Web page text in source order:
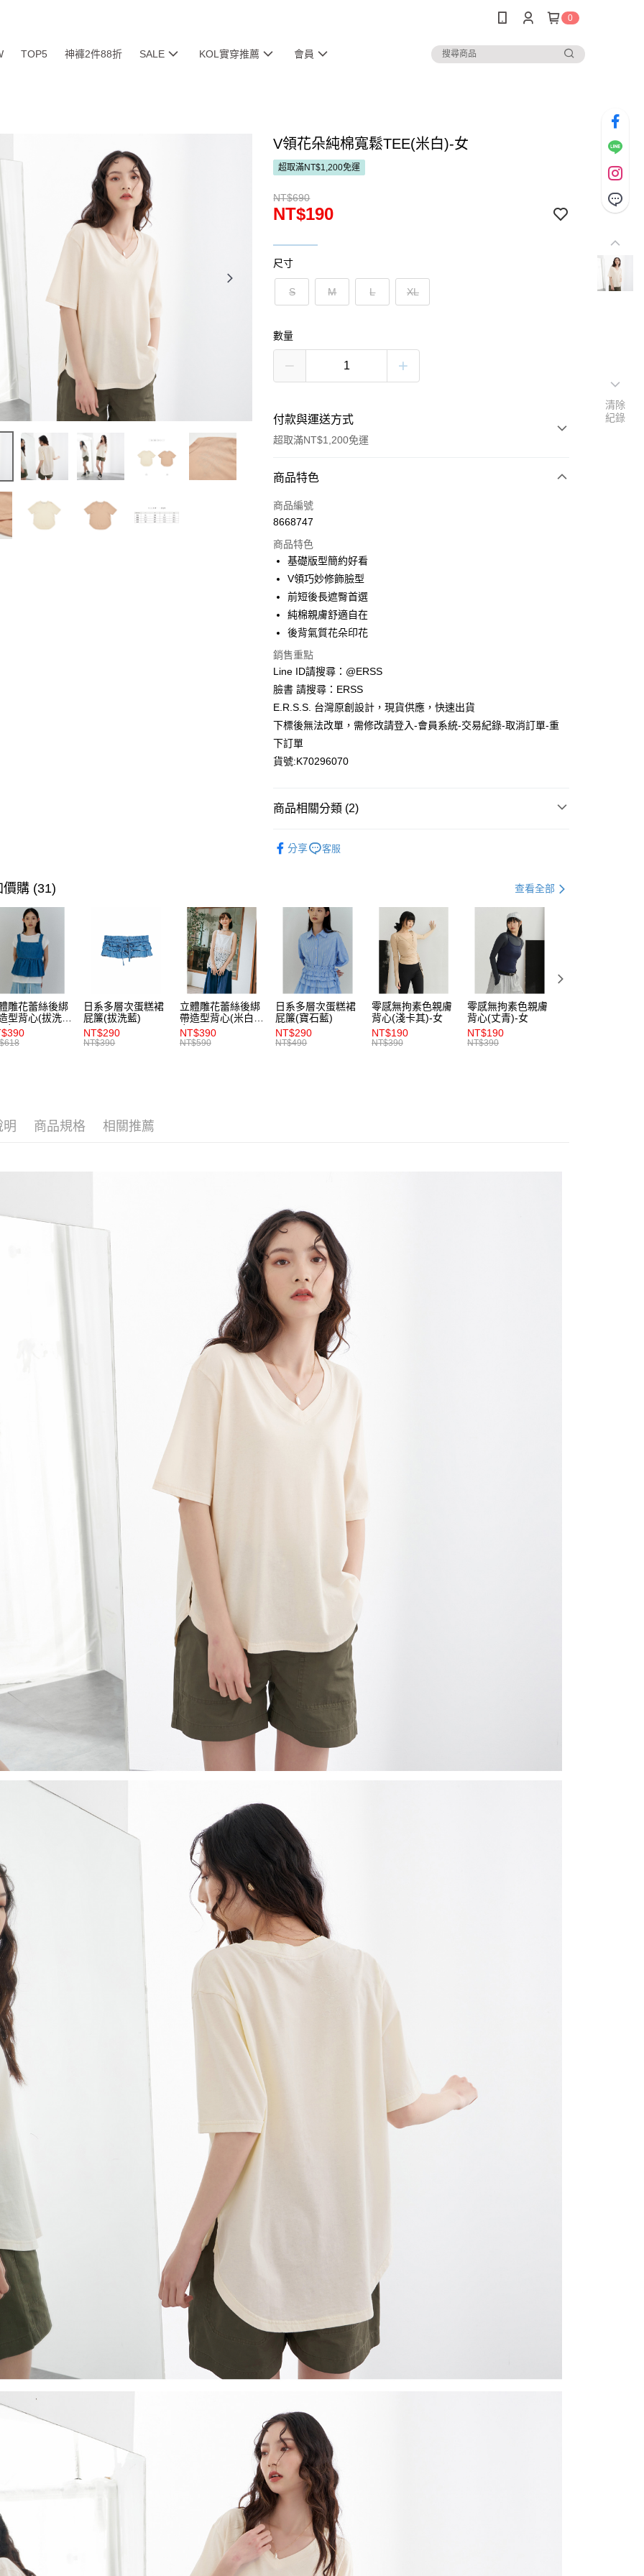
0
TOP5 神褲2件88折 SALE KOL實穿推薦 會員
V領花朵純棉寬鬆TEE(米白)-女
超取滿NT$1,200免運
NT$690
NT$190
尺寸
S M L XL
數量
付款與運送方式
超取滿NT$1,200免運
付款方式
信用卡一次付款
LINE Pay
Apple Pay
街口支付
悠遊付
AFTEE先享後付
相關說明
【關於「AFTEE先享後付」】
AFTEE先享後付是「在收到商品之後才付款」的支付方式。 讓您購物簡單
便利好安心！
１．簡單：不需註冊會員、不需綁卡、不需儲值。
２．便利：只要手機號碼，簡訊認證，即可結帳。
３．安心：先確認商品／服務後，再付款。
付」結帳頁面，進行簡訊認證並確認金額後，即可完成結帳。
／ATM／網路銀行／等多元方式進行付款，方視為交易完成。
是否繳費成功／繳費後需取消欲退款等相關疑問，請聯繫「AFTEE先享後
付客戶支援中心」
https://netprotections.freshdesk.com/support/home
【注意事項】
１．透過由恩沛科技股份有限公司提供之「AFTEE先享後付」服務完成之
交易，需依本服務之必要範圍內提供個人資料，並將交易相關給付款項請
求債權轉讓予恩沛科技股份有限公司。
２．關於個人資料處理事宜，請瀏覽以下網址：
https://aftee.tw/terms/#terms3
３．未成年的使用者請事先徵得法定代理人或監護人之同意方可使用
「AFTEE先享後付」，若未經同意申辦者引起之損失，本公司不負相關責
ATM付款
運送方式
每筆NT$80，滿NT$1,200(含以上)免運費
付款後萊爾富取貨
每筆NT$80，滿NT$1,200(含以上)免運費
7-11取貨付款
每筆NT$80，滿NT$1,200(含以上)免運費
付款後7-11取貨
每筆NT$80，滿NT$1,200(含以上)免運費
商品特色
商品編號
8668747
商品特色
基礎版型簡約好看
V領巧妙修飾臉型
前短後長遮臀首選
純棉親膚舒適自在
後背氣質花朵印花
銷售重點
Line ID請搜尋：@ERSS
臉書 請搜尋：ERSS
E.R.S.S. 台灣原創設計，現貨供應，快速出貨
下標後無法改單，需修改請登入-會員系統-交易紀錄-取消訂單-重
下訂單
貨號:K70296070
商品相關分類 (2)
分享 客服
價購 (31) 查看全部
雕花蕾絲後綁
型背心(拔洗
女
日系多層次蛋糕裙
屁簾(拔洗藍)
NT$290
NT$390
立體雕花蕾絲後綁
帶造型背心(米白)-
女
NT$390
NT$590
日系多層次蛋糕裙
屁簾(寶石藍)
NT$290
NT$490
零感無拘素色親膚
背心(淺卡其)-女
NT$190
NT$390
零感無拘素色親膚
背心(丈青)-女
NT$190
NT$390
明 商品規格 相關推薦
清除
紀錄